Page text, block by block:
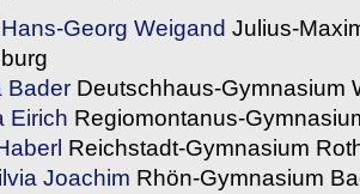
Georg Weigand Julius-
Bader Deutschhaus-Gymnasium
Eirich Regiomontanus-
Reichstadt-Gymnasium
Joachim Rhön-Gymnasium